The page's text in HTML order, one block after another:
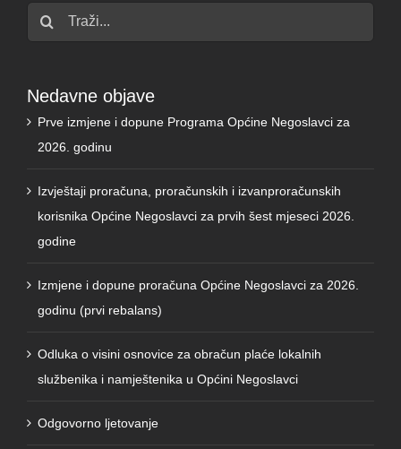
Traži...
Nedavne objave
Prve izmjene i dopune Programa Općine Negoslavci za
2026. godinu
Izvještaji proračuna, proračunskih i izvanproračunskih
korisnika Općine Negoslavci za prvih šest mjeseci 2026.
godine
Izmjene i dopune proračuna Općine Negoslavci za 2026.
godinu (prvi rebalans)
Odluka o visini osnovice za obračun plaće lokalnih
službenika i namještenika u Općini Negoslavci
Odgovorno ljetovanje